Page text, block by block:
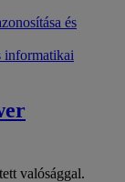
és
informatikai
valósággal.